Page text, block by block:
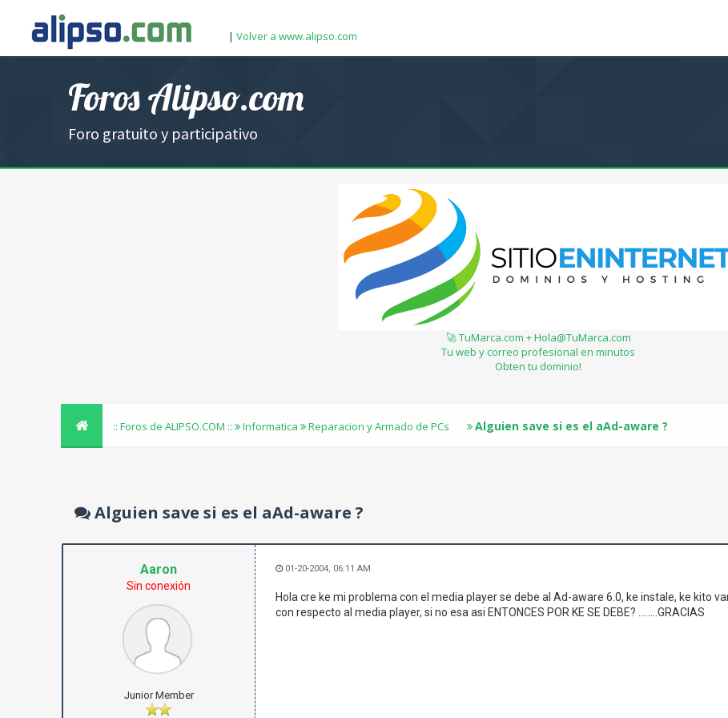
| Volver a www.alipso.com
Foros Alipso.com
Foro gratuito y participativo
🚀 TuMarca.com + Hola@TuMarca.com
Tu web y correo profesional en minutos
Obten tu dominio!
:: Foros de ALIPSO.COM :: Informatica Reparacion y Armado de PCs Alguien save si es el aAd-aware ?
Alguien save si es el aAd-aware ?
Aaron
Sin conexión
Junior Member
01-20-2004, 06:11 AM
Hola cre ke mi problema con el media player se debe al Ad-aware 6.0, ke instale, ke kito
con respecto al media player, si no esa asi ENTONCES POR KE SE DEBE? ........GRACIAS